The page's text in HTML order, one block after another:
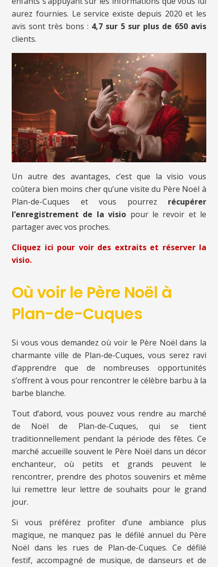
aurez fournies. Le service existe depuis 2020 et les
avis sont très bons : 4,7 sur 5 sur plus de 650 avis
clients.
Un autre des avantages, c’est que la visio vous
coûtera bien moins cher qu’une visite du Père Noël à
Plan-de-Cuques et vous pourrez récupérer
l’enregistrement de la visio pour le revoir et le
partager avec vos proches.
Cliquez ici pour voir des extraits et réserver la
visio.
Où voir le Père Noël à
Plan-de-Cuques
Si vous vous demandez où voir le Père Noël dans la
charmante ville de Plan-de-Cuques, vous serez ravi
d’apprendre que de nombreuses opportunités
s’offrent à vous pour rencontrer le célèbre barbu à la
barbe blanche.
Tout d’abord, vous pouvez vous rendre au marché
de Noël de Plan-de-Cuques, qui se tient
traditionnellement pendant la période des fêtes. Ce
marché accueille souvent le Père Noël dans un décor
enchanteur, où petits et grands peuvent le
rencontrer, prendre des photos souvenirs et même
lui remettre leur lettre de souhaits pour le grand
jour.
Si vous préférez profiter d’une ambiance plus
magique, ne manquez pas le défilé annuel du Père
Noël dans les rues de Plan-de-Cuques. Ce défilé
festif, accompagné de musique, de danseurs et de